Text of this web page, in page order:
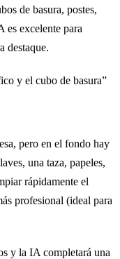
de basura, postes,
es excelente para
destaque.
y el cubo de basura”
pero en el fondo hay
una taza, papeles,
rápidamente el
profesional (ideal para
y la IA completará una